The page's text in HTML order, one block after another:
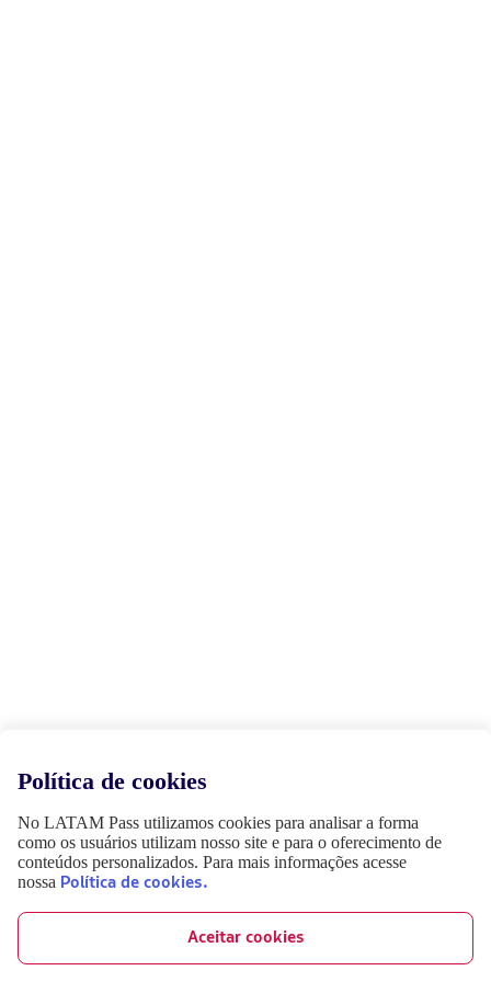
Política de cookies
No LATAM Pass utilizamos cookies para analisar a forma
como os usuários utilizam nosso site e para o oferecimento de
conteúdos personalizados. Para mais informações acesse
nossa Política de cookies.
Aceitar cookies